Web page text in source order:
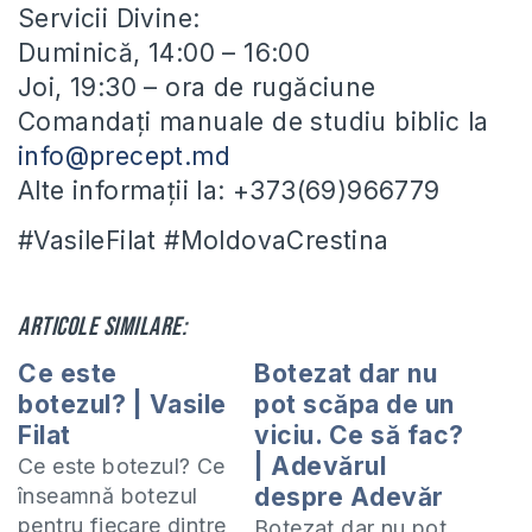
Servicii Divine:
Duminică, 14:00 – 16:00
Joi, 19:30 – ora de rugăciune
Comandați manuale de studiu biblic la
info@precept.md
Alte informații la: +373(69)966779
#VasileFilat #MoldovaCrestina
Articole similare:
Ce este
botezul? | Vasile
Filat
Ce este botezul? Ce
înseamnă botezul
pentru fiecare dintre
Botezat dar nu
pot scăpa de un
viciu. Ce să fac?
| Adevărul
despre Adevăr